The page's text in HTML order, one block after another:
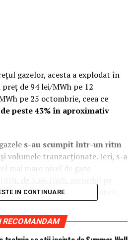
gazelor, acesta a explodat în
de 94 lei/MWh pe 12
pe 25 octombrie, ceea ce
peste 43% în aproximativ
s-au scumpit într-un ritm
volumele tranzacţionate. Ieri, s-a
mai mare nivel de gaze
pe data de 23 octombrie,
uriaşe tranzacţionate ar
IN CONTINUARE
RECOMANDAM